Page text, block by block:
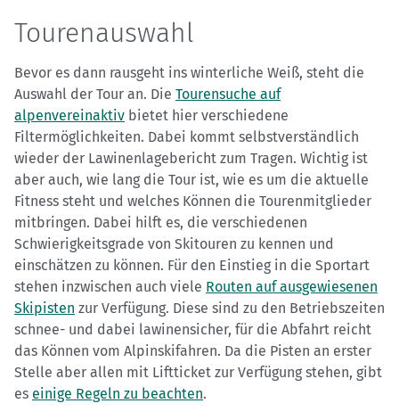
Tourenauswahl
Bevor es dann rausgeht ins winterliche Weiß, steht die
Auswahl der Tour an. Die Tourensuche auf
alpenvereinaktiv bietet hier verschiedene
Filtermöglichkeiten. Dabei kommt selbstverständlich
wieder der Lawinenlagebericht zum Tragen. Wichtig ist
aber auch, wie lang die Tour ist, wie es um die aktuelle
Fitness steht und welches Können die Tourenmitglieder
mitbringen. Dabei hilft es, die verschiedenen
Schwierigkeitsgrade von Skitouren zu kennen und
einschätzen zu können. Für den Einstieg in die Sportart
stehen inzwischen auch viele Routen auf ausgewiesenen
Skipisten zur Verfügung. Diese sind zu den Betriebszeiten
schnee- und dabei lawinensicher, für die Abfahrt reicht
das Können vom Alpinskifahren. Da die Pisten an erster
Stelle aber allen mit Liftticket zur Verfügung stehen, gibt
es einige Regeln zu beachten.